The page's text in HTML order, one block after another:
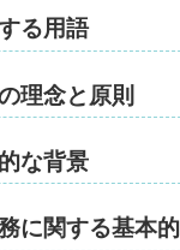
る用語
理念と原則
な背景
に関する基本